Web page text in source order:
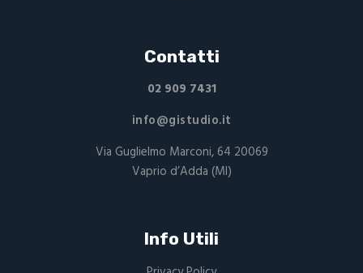
Contatti
02 909 7431
info@gistudio.it
Via Guglielmo Marconi, 64 20069
Vaprio d’Adda (MI)
Info Utili